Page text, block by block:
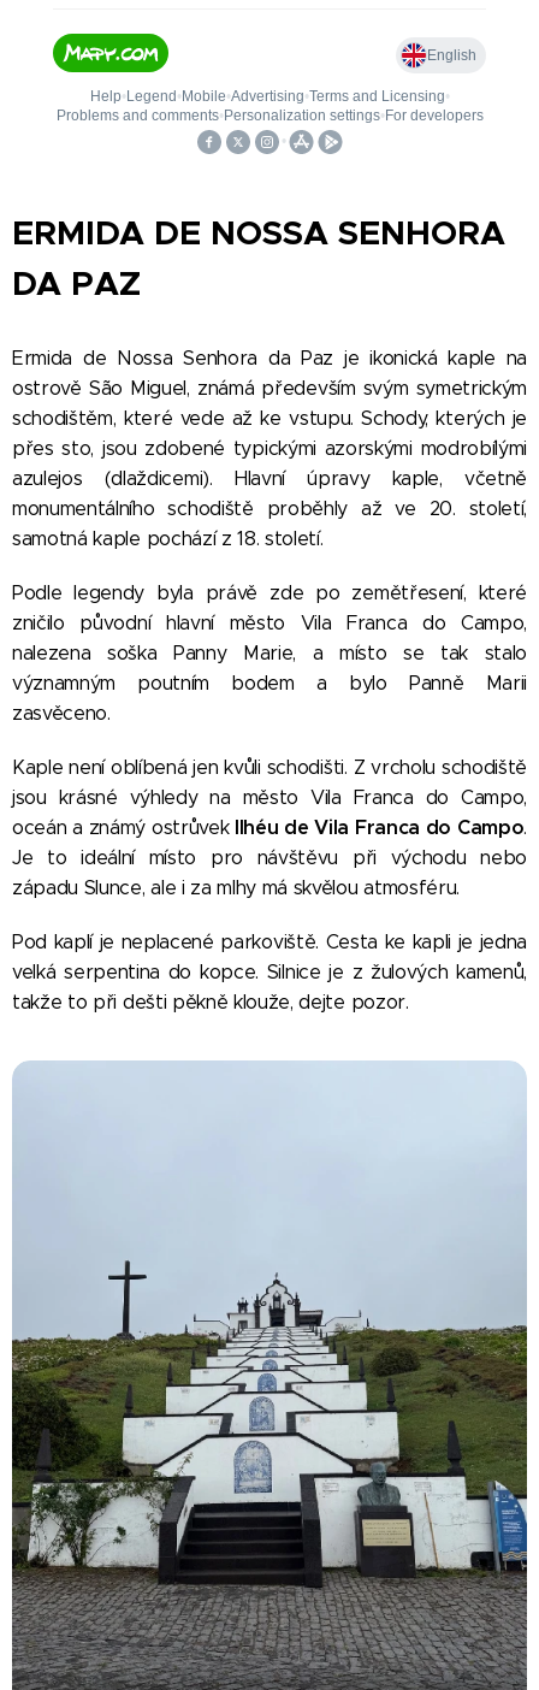
ERMIDA DE NOSSA SENHORA
DA PAZ
Ermida de Nossa Senhora da Paz je ikonická kaple na
ostrově São Miguel, známá především svým symetrickým
schodištěm, které vede až ke vstupu. Schody, kterých je
přes sto, jsou zdobené typickými azorskými modrobílými
azulejos (dlaždicemi). Hlavní úpravy kaple, včetně
monumentálního schodiště proběhly až ve 20. století,
samotná kaple pochází z 18. století.
Podle legendy byla právě zde po zemětřesení, které
zničilo původní hlavní město Vila Franca do Campo,
nalezena soška Panny Marie, a místo se tak stalo
významným poutním bodem a bylo Panně Marii
zasvěceno.
Kaple není oblíbená jen kvůli schodišti. Z vrcholu schodiště
jsou krásné výhledy na město Vila Franca do Campo,
oceán a známý ostrůvek Ilhéu de Vila Franca do Campo.
Je to ideální místo pro návštěvu při východu nebo
západu Slunce, ale i za mlhy má skvělou atmosféru.
Pod kaplí je neplacené parkoviště. Cesta ke kapli je jedna
velká serpentina do kopce. Silnice je z žulových kamenů,
takže to při dešti pěkně klouže, dejte pozor.